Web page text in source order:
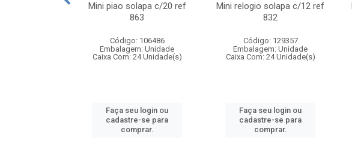
Mini piao solapa c/20 ref
863
Código: 106486
Embalagem: Unidade
Caixa Com: 24 Unidade(s)
Faça seu login ou
cadastre-se para
comprar.
Mini relogio solapa c/12 ref
832
Código: 129357
Embalagem: Unidade
Caixa Com: 24 Unidade(s)
Faça seu login ou
cadastre-se para
comprar.